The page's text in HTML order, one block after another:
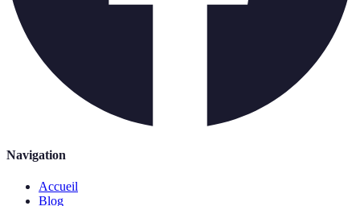
Navigation
Accueil
Blog